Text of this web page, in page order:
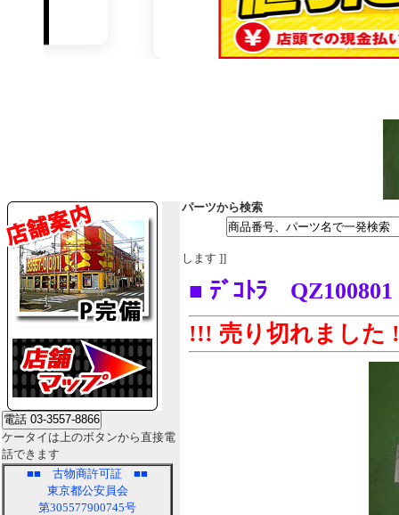
ケータイは上のボタンから直接電
話できます
■■ 古物商許可証 ■■
東京都公安員会
第305577900745号
パーツから検索
します ]]
■ ﾃﾞｺﾄﾗ QZ100801
!!! 売り切れました